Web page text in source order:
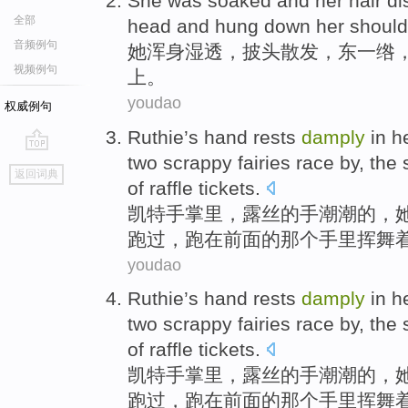
全部
音频例句
视频例句
权威例句
go
top
返回词典
head and hung down her
她浑身湿透， 披头散发 ，东一绺
上。
youdao
Ruthie’s hand rests damply in
two scrappy fairies race by, the
of raffle tickets.
凯特手掌里，露丝的手潮潮的，
跑过，跑在前面的那个手里挥舞
youdao
Ruthie’s hand rests damply in
two scrappy fairies race by, the
of raffle tickets.
凯特手掌里，露丝的手潮潮的，
跑过，跑在前面的那个手里挥舞